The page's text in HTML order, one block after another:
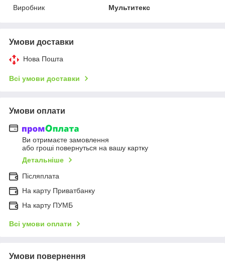
Виробник
Мультитекс
Умови доставки
Нова Пошта
Всі умови доставки
Умови оплати
Ви отримаєте замовлення
або гроші повернуться на вашу картку
Детальніше
Післяплата
На карту Приватбанку
На карту ПУМБ
Всі умови оплати
Умови повернення